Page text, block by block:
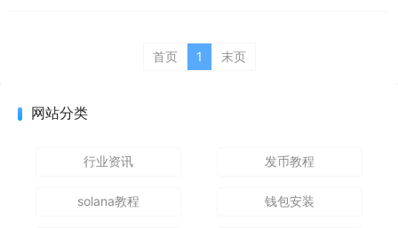
首页 1 末页
网站分类
行业资讯 发币教程
solana教程 钱包安装